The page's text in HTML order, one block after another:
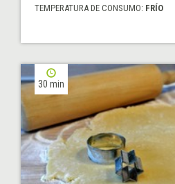
TEMPERATURA DE CONSUMO: FRÍO
30 min